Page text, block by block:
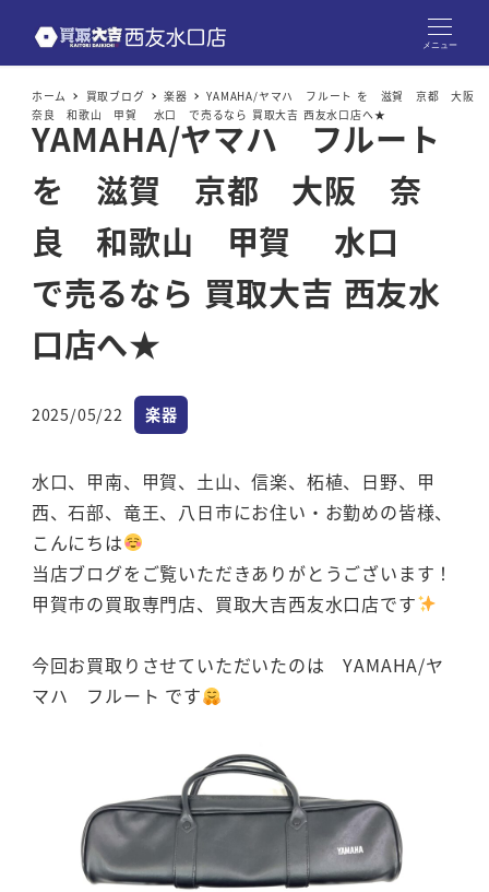
メニュー
ホーム 買取ブログ 楽器
YAMAHA/ヤマハ フルート を 滋賀 京都 大阪
奈良 和歌山 甲賀 水口 で売るなら 買取大吉 西友水口店へ★
YAMAHA/ヤマハ フルート
を 滋賀 京都 大阪 奈
良 和歌山 甲賀 水口
で売るなら 買取大吉 西友水
口店へ★
投稿日
2025/05/22 カテゴリー
楽器
水口、甲南、甲賀、土山、信楽、柘植、日野、甲
西、石部、竜王、八日市にお住い・お勤めの皆様、
こんにちは
当店ブログをご覧いただきありがとうございます！
甲賀市の買取専門店、買取大吉西友水口店です
今回お買取りさせていただいたのは YAMAHA/ヤ
マハ フルート です